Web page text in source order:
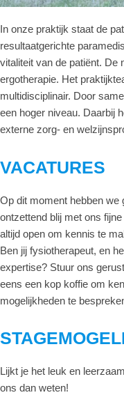
In onze praktijk staat de
resultaatgerichte
vitaliteit van de patiënt. De
ergotherapie. Het
multidisciplinair. Door
een hoger niveau. Daarbij
externe zorg- en
VACATURES
Op dit moment hebben we
ontzettend blij met ons
altijd open om kennis te
Ben jij fysiotherapeut, en
expertise? Stuur ons
eens een kop koffie om
mogelijkheden te
Lijkt je het leuk en
ons dan weten!